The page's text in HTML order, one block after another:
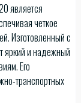
является
четкое
Изготовленный с
яркий и надежный
Его
транспортных